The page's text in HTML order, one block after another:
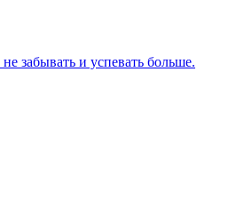
забывать и успевать больше.